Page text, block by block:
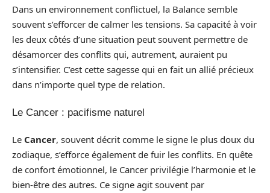
Dans un environnement conflictuel, la Balance semble
souvent s’efforcer de calmer les tensions. Sa capacité à voir
les deux côtés d’une situation peut souvent permettre de
désamorcer des conflits qui, autrement, auraient pu
s’intensifier. C’est cette sagesse qui en fait un allié précieux
dans n’importe quel type de relation.
Le Cancer : pacifisme naturel
Le Cancer, souvent décrit comme le signe le plus doux du
zodiaque, s’efforce également de fuir les conflits. En quête
de confort émotionnel, le Cancer privilégie l’harmonie et le
bien-être des autres. Ce signe agit souvent par